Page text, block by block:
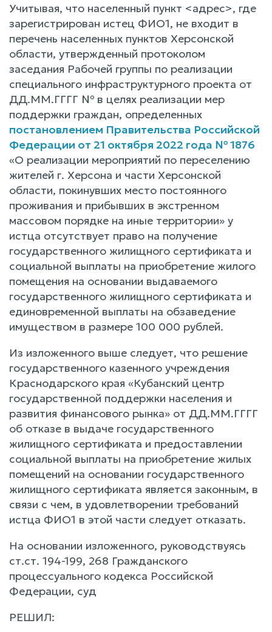
Учитывая, что населенный пункт <адрес>, где
зарегистрирован истец ФИО1, не входит в
перечень населенных пунктов Херсонской
области, утвержденный протоколом
заседания Рабочей группы по реализации
специального инфраструктурного проекта от
ДД.ММ.ГГГГ № в целях реализации мер
поддержки граждан, определенных
постановлением Правительства Российской
Федерации от 21 октября 2022 года № 1876
«О реализации мероприятий по переселению
жителей г. Херсона и части Херсонской
области, покинувших место постоянного
проживания и прибывших в экстренном
массовом порядке на иные территории» у
истца отсутствует право на получение
государственного жилищного сертификата и
социальной выплаты на приобретение жилого
помещения на основании выдаваемого
государственного жилищного сертификата и
единовременной выплаты на обзаведение
имуществом в размере 100 000 рублей.
Из изложенного выше следует, что решение
государственного казенного учреждения
Краснодарского края «Кубанский центр
государственной поддержки населения и
развития финансового рынка» от ДД.ММ.ГГГГ
об отказе в выдаче государственного
жилищного сертификата и предоставлении
социальной выплаты на приобретение жилых
помещений на основании государственного
жилищного сертификата является законным, в
связи с чем, в удовлетворении требований
истца ФИО1 в этой части следует отказать.
На основании изложенного, руководствуясь
ст.ст. 194-199, 268 Гражданского
процессуального кодекса Российской
Федерации, суд
РЕШИЛ: